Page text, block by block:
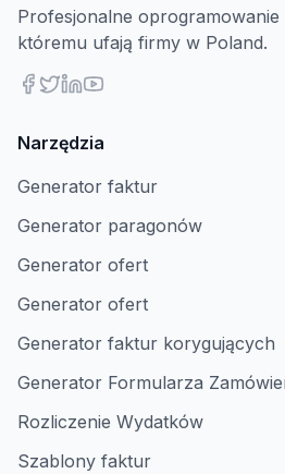
Profesjonalne oprogramowanie
któremu ufają firmy w Poland.
Narzędzia
Generator faktur
Generator paragonów
Generator ofert
Generator ofert
Generator faktur korygujących
Generator Formularza
Rozliczenie Wydatków
Szablony faktur